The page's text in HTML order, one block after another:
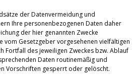
der Datenvermeidung und
Ihre personenbezogenen Daten daher
der hier genannten Zwecke
vom Gesetzgeber vorgesehenen vielfältigen
Fortfall des jeweiligen Zweckes bzw. Ablauf
Daten routinemäßig und
Vorschriften gesperrt oder gelöscht.